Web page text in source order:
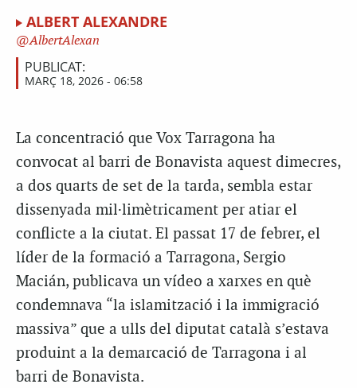
ALBERT ALEXANDRE
AlbertAlexan
PUBLICAT:
MARÇ 18, 2026 - 06:58
La concentració que Vox Tarragona ha
convocat al barri de Bonavista aquest dimecres,
a dos quarts de set de la tarda, sembla estar
dissenyada mil·limètricament per atiar el
conflicte a la ciutat. El passat 17 de febrer, el
líder de la formació a Tarragona, Sergio
Macián, publicava un vídeo a xarxes en què
condemnava “la islamització i la immigració
massiva” que a ulls del diputat català s’estava
produint a la demarcació de Tarragona i al
barri de Bonavista.